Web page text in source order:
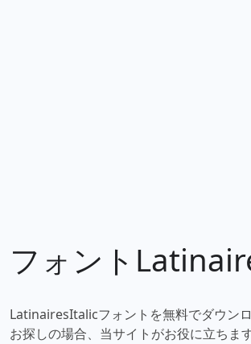
フォント
LatinairesItalicフォントを無料でダウン
お探しの場合、当サイトがお役に立ちま